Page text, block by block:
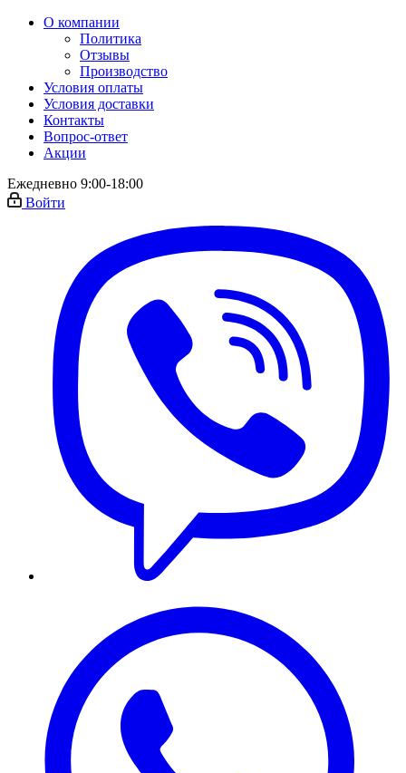
О компании
Политика
Отзывы
Производство
Условия оплаты
Условия доставки
Контакты
Вопрос-ответ
Акции
Ежедневно 9:00-18:00
Войти